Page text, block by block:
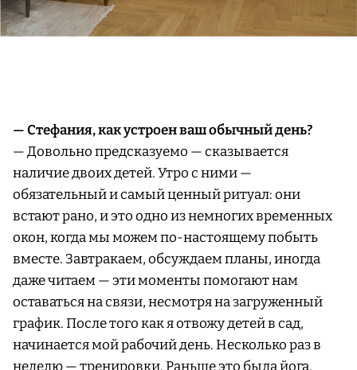
— Стефания, как устроен ваш обычный день?
— Довольно предсказуемо — сказывается
наличие двоих детей. Утро с ними —
обязательный и самый ценный ритуал: они
встают рано, и это одно из немногих временных
окон, когда мы можем по-настоящему побыть
вместе. Завтракаем, обсуждаем планы, иногда
даже читаем — эти моменты помогают нам
оставаться на связи, несмотря на загруженный
график. После того как я отвожу детей в сад,
начинается мой рабочий день. Несколько раз в
неделю — тренировки. Раньше это была йога,